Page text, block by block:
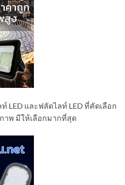
LED และฟลัดไลท์ LED ที่คัดเลือก
พ มีให้เลือกมากที่สุด